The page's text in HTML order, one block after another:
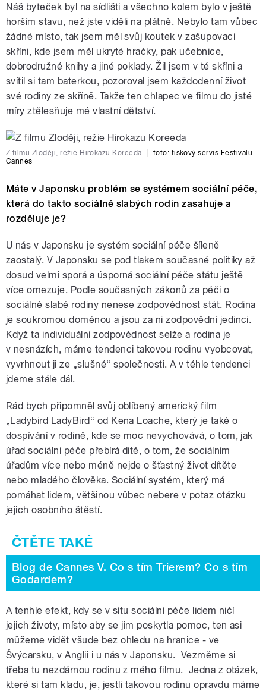
Náš byteček byl na sídlišti a všechno kolem bylo v ještě
horším stavu, než jste viděli na plátně. Nebylo tam vůbec
žádné místo, tak jsem měl svůj koutek v zašupovací
skříni, kde jsem měl ukryté hračky, pak učebnice,
dobrodružné knihy a jiné poklady. Žil jsem v té skříni a
svítil si tam baterkou, pozoroval jsem každodenní život
své rodiny ze skříně. Takže ten chlapec ve filmu do jisté
míry ztělesňuje mé vlastní dětství.
Z filmu Zloději, režie Hirokazu Koreeda foto: tiskový servis Festivalu
Cannes
Máte v Japonsku problém se systémem sociální péče,
která do takto sociálně slabých rodin zasahuje a
rozděluje je?
U nás v Japonsku je systém sociální péče šíleně
zaostalý. V Japonsku se pod tlakem současné politiky až
dosud velmi sporá a úsporná sociální péče státu ještě
více omezuje. Podle současných zákonů za péči o
sociálně slabé rodiny nenese zodpovědnost stát. Rodina
je soukromou doménou a jsou za ni zodpovědní jedinci.
Když ta individuální zodpovědnost selže a rodina je
v nesnázích, máme tendenci takovou rodinu vyobcovat,
vyvrhnout ji ze „slušné“ společnosti. A v téhle tendenci
jdeme stále dál.
Rád bych připomněl svůj oblíbený americký film
„Ladybird LadyBird“ od Kena Loache, který je také o
dospívání v rodině, kde se moc nevychovává, o tom, jak
úřad sociální péče přebírá dítě, o tom, že sociálním
úřadům více nebo méně nejde o šťastný život dítěte
nebo mladého člověka. Sociální systém, který má
pomáhat lidem, většinou vůbec nebere v potaz otázku
jejich osobního štěstí.
Blog de Cannes V. Co s tím Trierem? Co s tím
Godardem?
A tenhle efekt, kdy se v sítu sociální péče lidem ničí
jejich životy, místo aby se jim poskytla pomoc, ten asi
můžeme vidět všude bez ohledu na hranice - ve
Švýcarsku, v Anglii i u nás v Japonsku. Vezměme si
třeba tu nezdárnou rodinu z mého filmu. Jedna z otázek,
které si tam kladu, je, jestli takovou rodinu opravdu máme